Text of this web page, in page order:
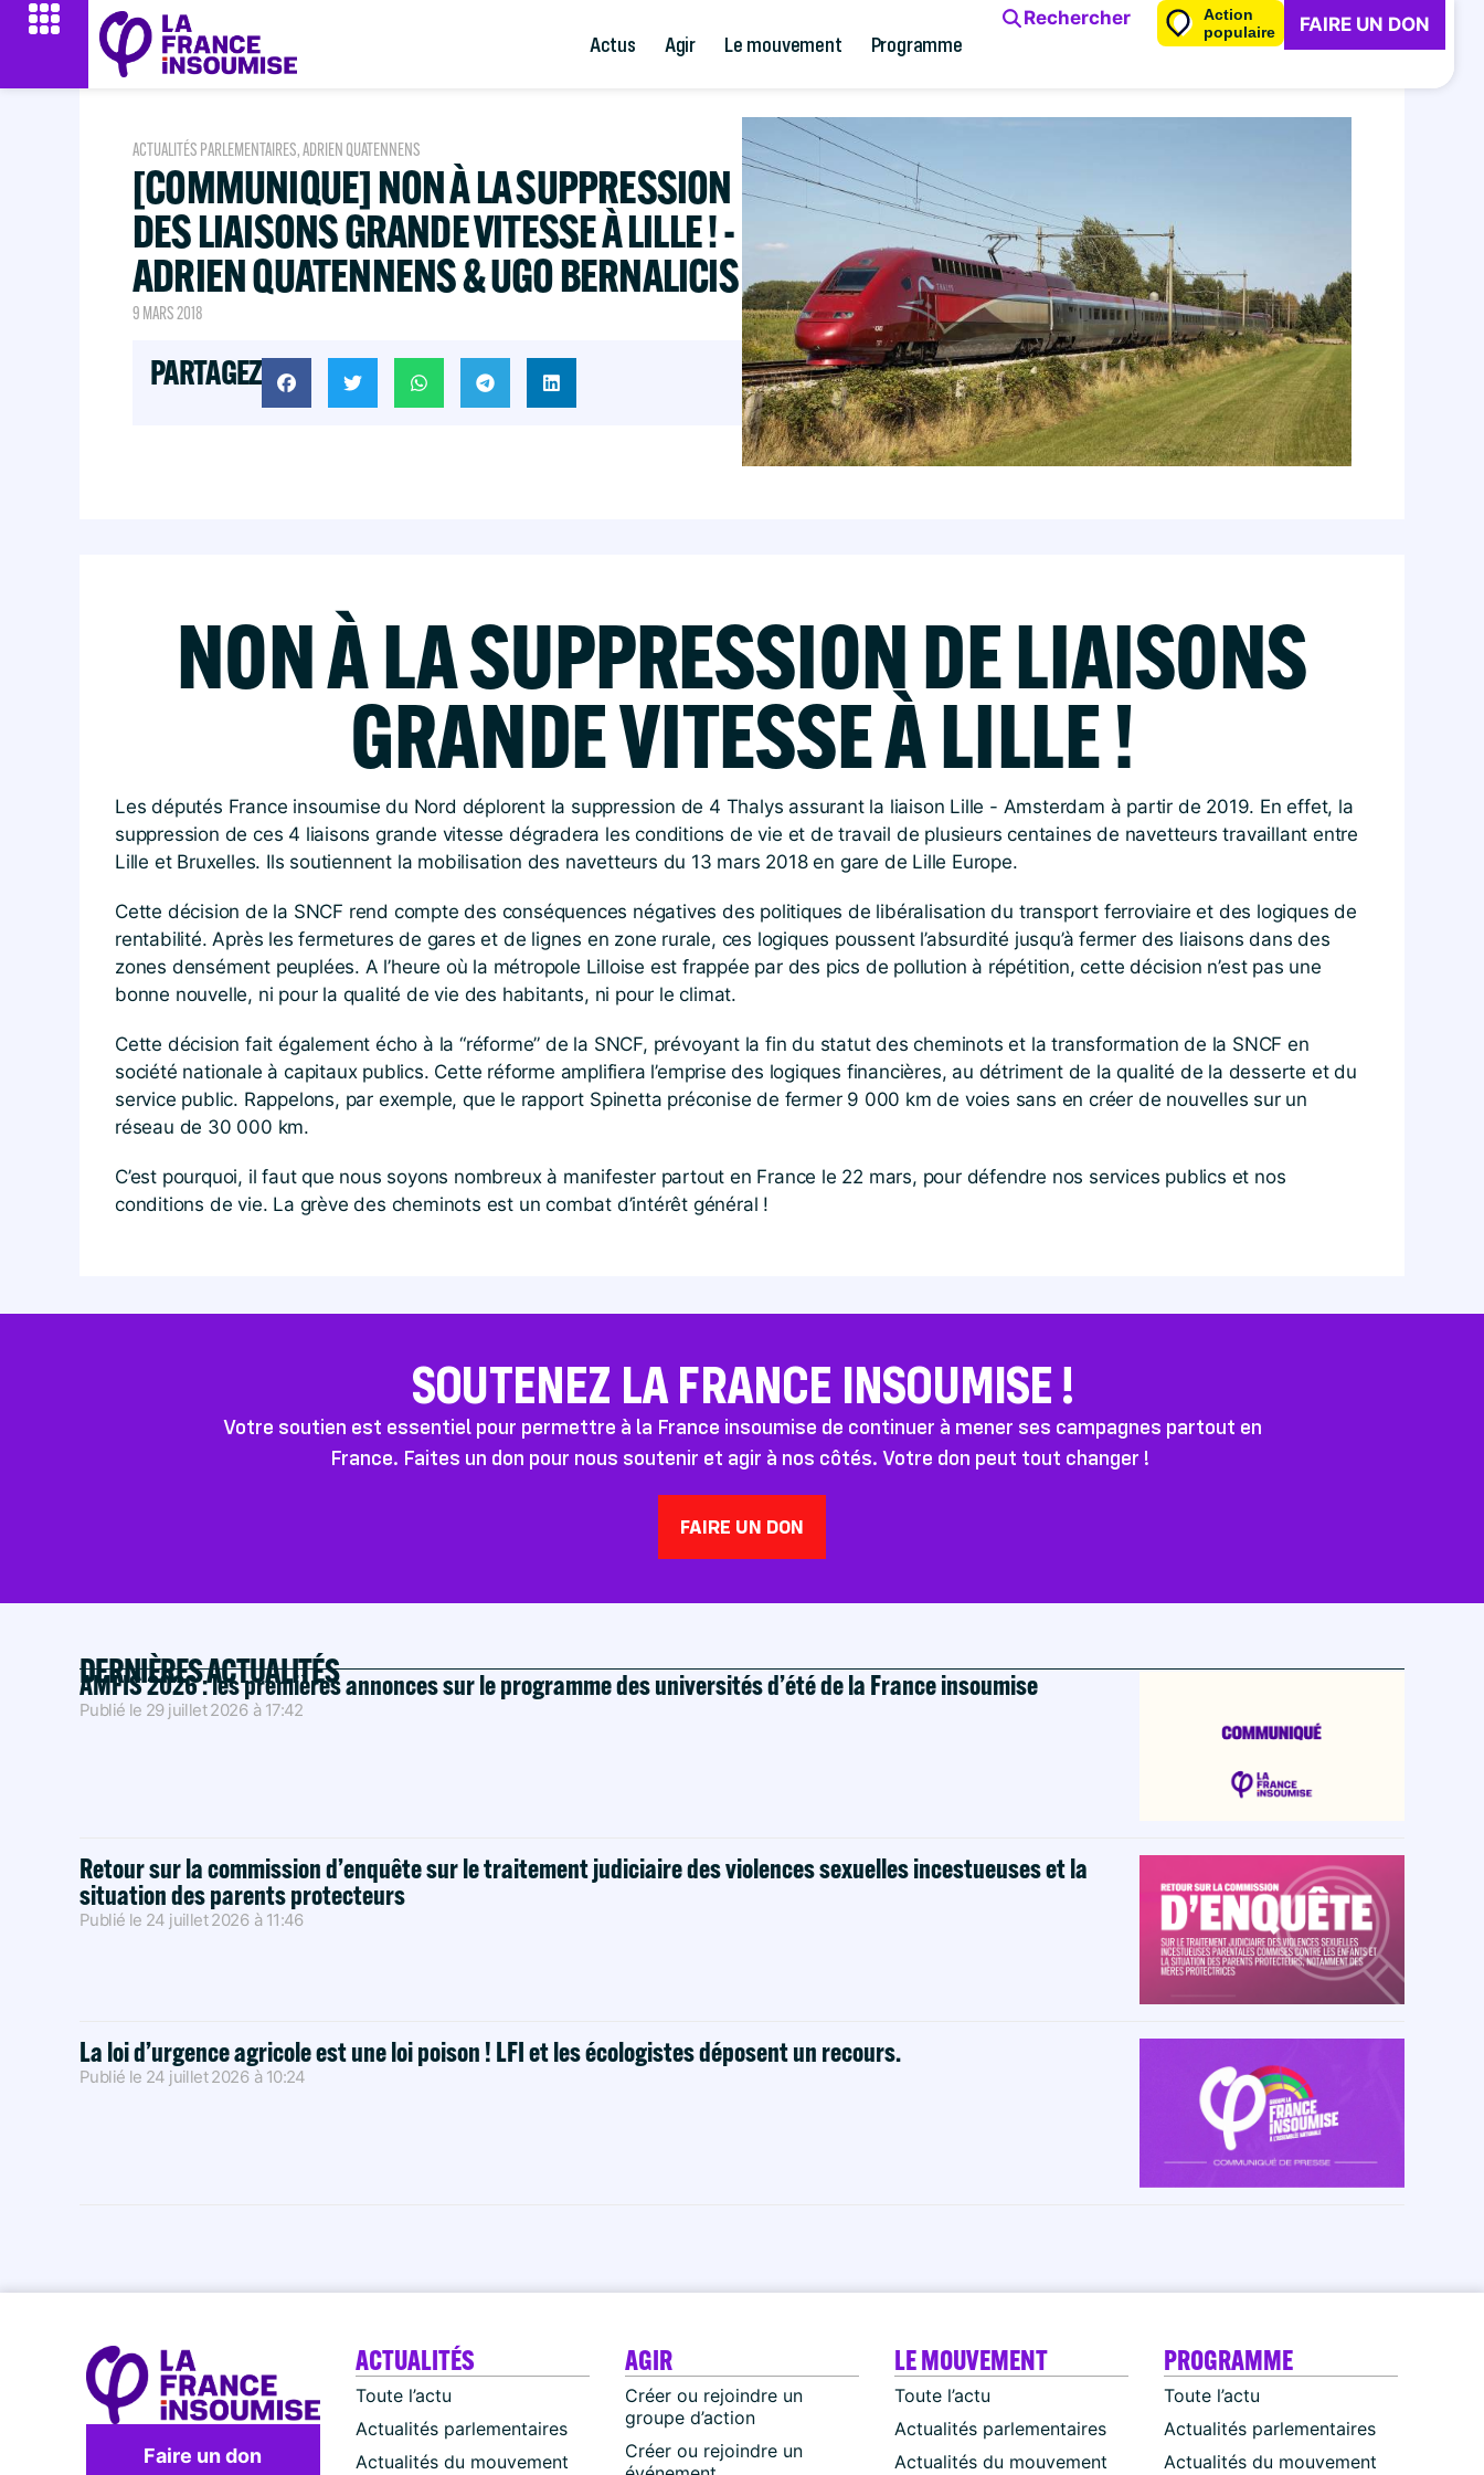
Actus Agir Le mouvement Programme
Rechercher
Action
populaire
FAIRE UN DON
ACTUALITÉS PARLEMENTAIRES,ADRIEN QUATENNENS
[COMMUNIQUE] NON À LA SUPPRESSION
DES LIAISONS GRANDE VITESSE À LILLE ! -
ADRIEN QUATENNENS & UGO BERNALICIS
9 MARS 2018
PARTAGEZ
NON À LA SUPPRESSION DE LIAISONS
GRANDE VITESSE À LILLE !
Les députés France insoumise du Nord déplorent la suppression de 4 Thalys assurant la liaison Lille - Amsterdam à partir de 2019. En effet, la
suppression de ces 4 liaisons grande vitesse dégradera les conditions de vie et de travail de plusieurs centaines de navetteurs travaillant entre
Lille et Bruxelles. Ils soutiennent la mobilisation des navetteurs du 13 mars 2018 en gare de Lille Europe.
Cette décision de la SNCF rend compte des conséquences négatives des politiques de libéralisation du transport ferroviaire et des logiques de
rentabilité. Après les fermetures de gares et de lignes en zone rurale, ces logiques poussent l’absurdité jusqu’à fermer des liaisons dans des
zones densément peuplées. A l’heure où la métropole Lilloise est frappée par des pics de pollution à répétition, cette décision n’est pas une
bonne nouvelle, ni pour la qualité de vie des habitants, ni pour le climat.
Cette décision fait également écho à la “réforme” de la SNCF, prévoyant la fin du statut des cheminots et la transformation de la SNCF en
société nationale à capitaux publics. Cette réforme amplifiera l’emprise des logiques financières, au détriment de la qualité de la desserte et du
service public. Rappelons, par exemple, que le rapport Spinetta préconise de fermer 9 000 km de voies sans en créer de nouvelles sur un
réseau de 30 000 km.
C’est pourquoi, il faut que nous soyons nombreux à manifester partout en France le 22 mars, pour défendre nos services publics et nos
conditions de vie. La grève des cheminots est un combat d’intérêt général !
SOUTENEZ LA FRANCE INSOUMISE !
Votre soutien est essentiel pour permettre à la France insoumise de continuer à mener ses campagnes partout en
France. Faites un don pour nous soutenir et agir à nos côtés. Votre don peut tout changer !
FAIRE UN DON
DERNIÈRES ACTUALITÉS
AMFIS 2026 : les premières annonces sur le programme des universités d’été de la France insoumise
Publié le 29 juillet 2026 à 17:42
Retour sur la commission d’enquête sur le traitement judiciaire des violences sexuelles incestueuses et la
situation des parents protecteurs
Publié le 24 juillet 2026 à 11:46
La loi d’urgence agricole est une loi poison ! LFI et les écologistes déposent un recours.
Publié le 24 juillet 2026 à 10:24
Faire un don
ACTUALITÉS
Toute l’actu
Actualités parlementaires
Actualités du mouvement
AGIR
Créer ou rejoindre un
groupe d’action
Créer ou rejoindre un
LE MOUVEMENT
Toute l’actu
Actualités parlementaires
Actualités du mouvement
PROGRAMME
Toute l’actu
Actualités parlementaires
Actualités du mouvement